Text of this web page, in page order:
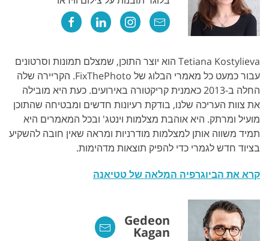
Tetiana Kostylieva הוא יוצר התוכן, שמצלם תמונות וסרטונים
עבור כמעט כל מאמרי הבלוג של FixThePhoto. הקריירה שלה
החלה ב-2013 כאמנית קריקטורה באירועים. כעת היא מובילה
את צוות העריכה שלנו, בודקת רעיונות חדשים ומבטיחה שהתוכן
מועיל ומרתק. היא אוהבת מצלמות וינטג' ובכל המאמרים היא
תמיד משווה אותן למצלמות מודרניות ומראה שאין חובה להשקיע
בציוד חדש לגמרי כדי להפיק תוצאות מדהימות.
קרא את הביוגרפיה המלאה של טטיאנה
Gedeon
Kagan